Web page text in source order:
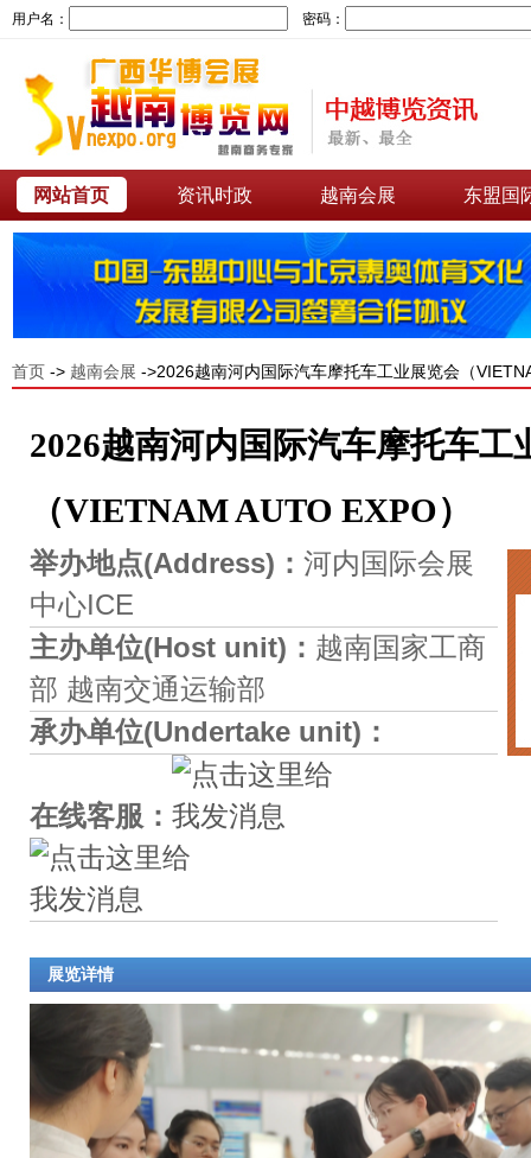
用户名： 密码：
网站首页 资讯时政 越南会展 东盟国
首页 -> 越南会展 ->2026越南河内国际汽车摩托车工业展览会（
2026越南河内国际汽车摩托车工
（VIETNAM AUTO EXPO）
举办地点(Address)： 河内国际会展
中心ICE
主办单位(Host unit)： 越南国家工商
部 越南交通运输部
承办单位(Undertake unit)：
在线客服：
展览详情